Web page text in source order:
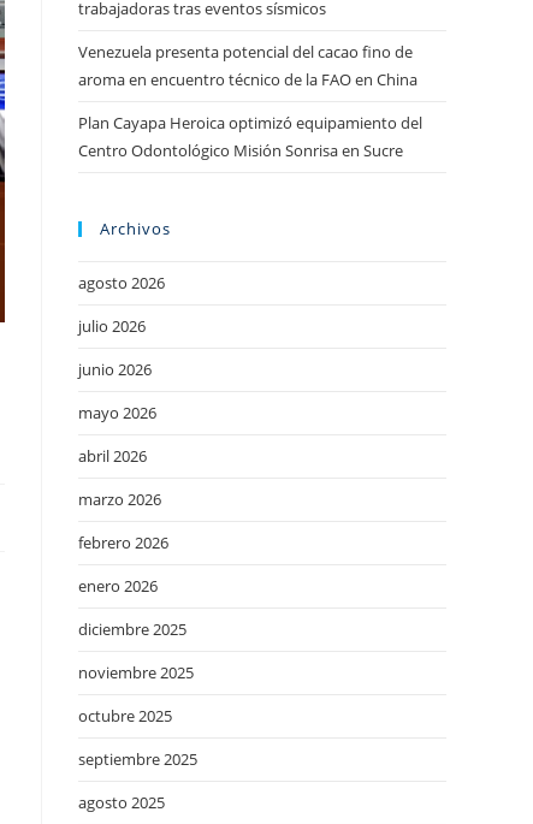
trabajadoras tras eventos sísmicos
Venezuela presenta potencial del cacao fino de
aroma en encuentro técnico de la FAO en China
Plan Cayapa Heroica optimizó equipamiento del
Centro Odontológico Misión Sonrisa en Sucre
Archivos
agosto 2026
julio 2026
junio 2026
mayo 2026
abril 2026
marzo 2026
febrero 2026
enero 2026
diciembre 2025
noviembre 2025
octubre 2025
septiembre 2025
agosto 2025